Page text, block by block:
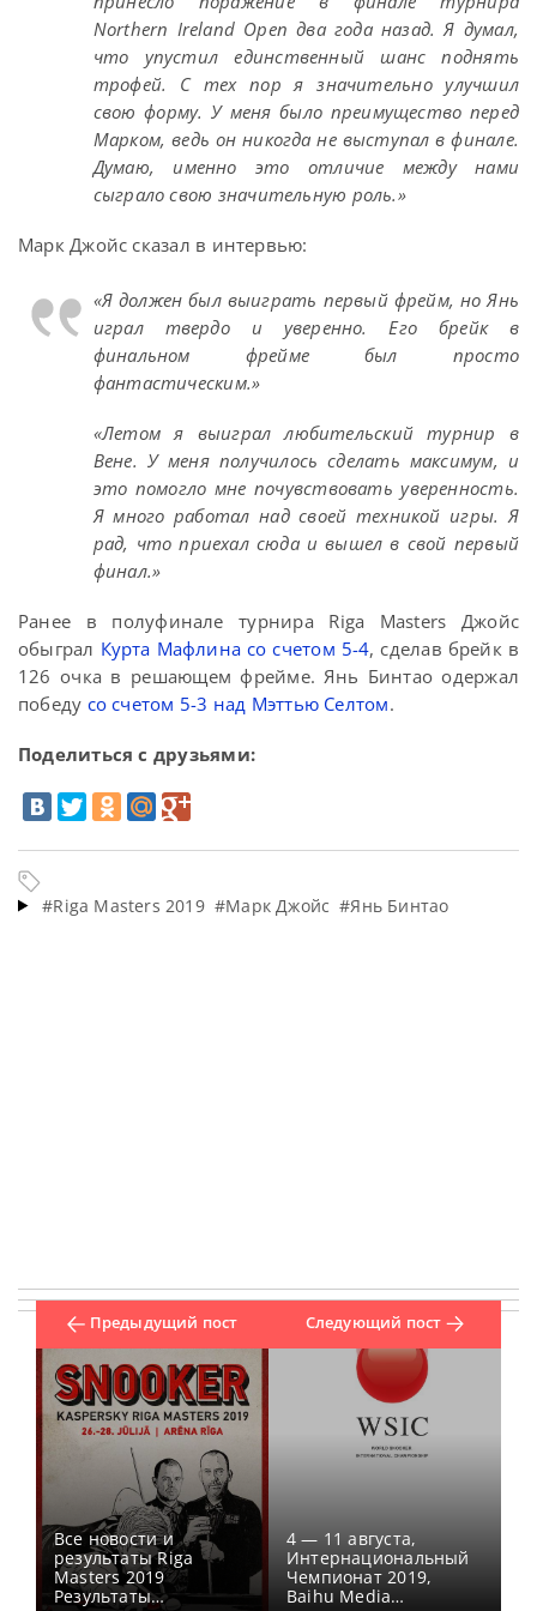
Northern Ireland Open два года назад. Я думал,
что упустил единственный шанс поднять
трофей. С тех пор я значительно улучшил
свою форму. У меня было преимущество перед
Марком, ведь он никогда не выступал в финале.
Думаю, именно это отличие между нами
сыграло свою значительную роль.»
Марк Джойс сказал в интервью:
«Я должен был выиграть первый фрейм, но Янь
играл твердо и уверенно. Его брейк в
финальном фрейме был просто
фантастическим.»
«Летом я выиграл любительский турнир в
Вене. У меня получилось сделать максимум, и
это помогло мне почувствовать уверенность.
Я много работал над своей техникой игры. Я
рад, что приехал сюда и вышел в свой первый
финал.»
Ранее в полуфинале турнира Riga Masters Джойс
обыграл Курта Мафлина со счетом 5-4, сделав брейк в
126 очка в решающем фрейме. Янь Бинтао одержал
победу со счетом 5-3 над Мэттью Селтом.
Поделиться с друзьями:
#Riga Masters 2019 #Марк Джойс #Янь Бинтао
Предыдущий пост
Все новости и
результаты Riga
Masters 2019
Результаты
Следующий пост
4 — 11 августа,
Интернациональный
Чемпионат 2019,
Baihu Media